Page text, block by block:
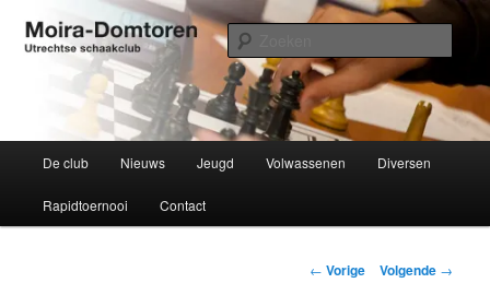
naar
Moira-Domtoren
Utrechtse schaakclub opgericht 1934
De club Nieuws Jeugd Volwassenen Diversen
Rapidtoernooi Contact
Bericht
← Vorige Volgende →